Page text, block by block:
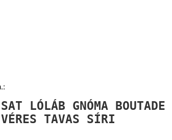
SAT LÓLÁB GNÓMA BOUTADE
VÉRES TAVAS SÍRI